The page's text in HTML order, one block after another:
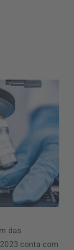
das
conta com